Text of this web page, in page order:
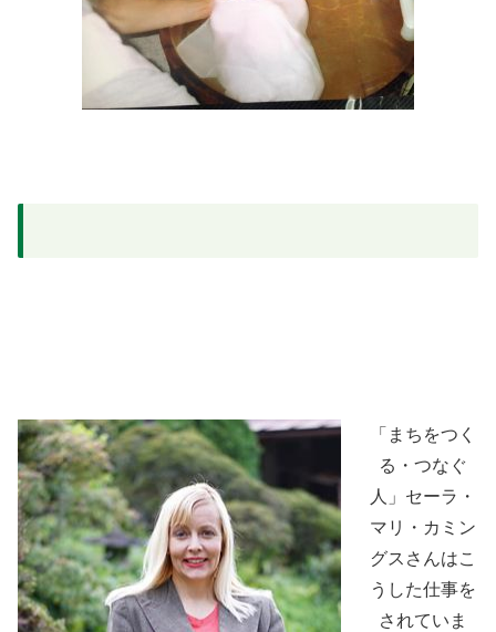
「まちをつく
る・つなぐ
人」セーラ・
マリ・カミン
グスさんはこ
うした仕事を
されていま